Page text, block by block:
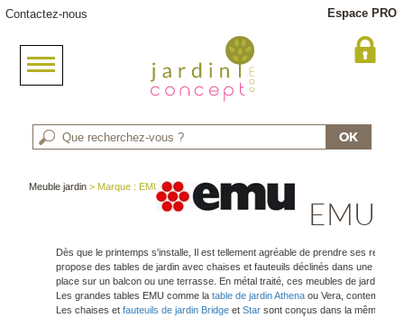
Contactez-nous Espace PRO
Meuble jardin > Marque : EMU
EMU
Dès que le printemps s'installe, Il est tellement agréable de prendre ses repas
propose des tables de jardin avec chaises et fauteuils déclinés dans une
place sur un balcon ou une terrasse. En métal traité, ces meubles de jardin
Les grandes tables EMU comme latable de jardin Athena ou Vera,
Les chaises et fauteuils de jardin Bridge etStar sont conçus dans la même